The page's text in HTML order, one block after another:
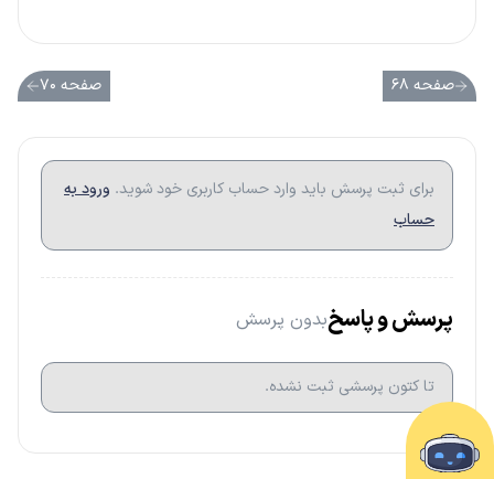
صفحه ۶۸ صفحه ۷۰
برای ثبت پرسش باید وارد حساب کاربری خود شوید. ورود به
حساب
پرسش و پاسخبدون پرسش
تا کتون پرسشی ثبت نشده.